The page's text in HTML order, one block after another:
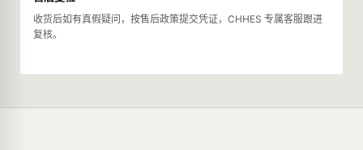
收货后如有真假疑问，按售后政策提交凭证，CHHES 专属客服跟进
复核。